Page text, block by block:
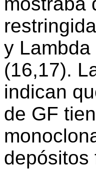
y
(16,17).
indican
de GF
depósitos